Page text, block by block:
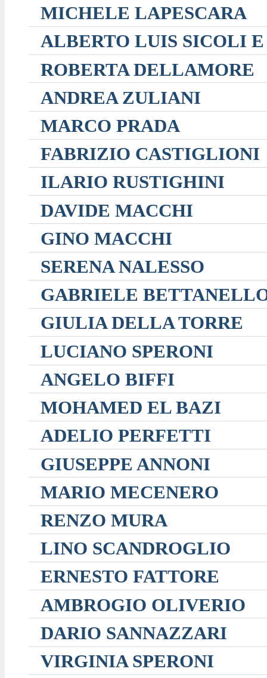
MICHELE LAPESCARA
ALBERTO LUIS SICOLI
ROBERTA DELLAMORE
ANDREA ZULIANI
MARCO PRADA
FABRIZIO CASTIGLIONI
ILARIO RUSTIGHINI
DAVIDE MACCHI
GINO MACCHI
SERENA NALESSO
GABRIELE
GIULIA DELLA TORRE
LUCIANO SPERONI
ANGELO BIFFI
MOHAMED EL BAZI
ADELIO PERFETTI
GIUSEPPE ANNONI
MARIO MECENERO
RENZO MURA
LINO SCANDROGLIO
ERNESTO FATTORE
AMBROGIO OLIVERIO
DARIO SANNAZZARI
VIRGINIA SPERONI